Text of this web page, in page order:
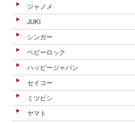
ジャノメ
JUKI
シンガー
ベビーロック
ハッピージャパン
セイコー
ミツビシ
ヤマト